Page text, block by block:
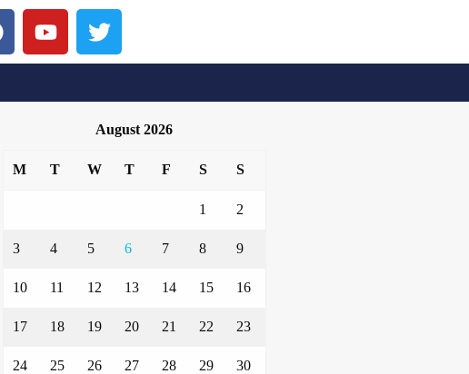
August 2026
M T W T F S S
1 2
3 4 5 6 7 8 9
10 11 12 13 14 15 16
17 18 19 20 21 22 23
24 25 26 27 28 29 30